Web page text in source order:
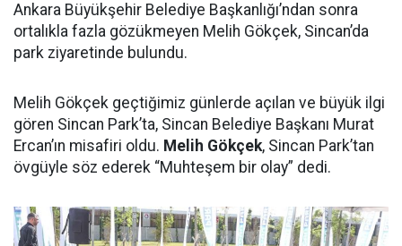
Ankara Büyükşehir Belediye Başkanlığı’ndan sonra
ortalıkla fazla gözükmeyen Melih Gökçek, Sincan’da
park ziyaretinde bulundu.
Melih Gökçek geçtiğimiz günlerde açılan ve büyük ilgi
gören Sincan Park’ta, Sincan Belediye Başkanı Murat
Ercan’ın misafiri oldu. Melih Gökçek, Sincan Park’tan
övgüyle söz ederek “Muhteşem bir olay” dedi.